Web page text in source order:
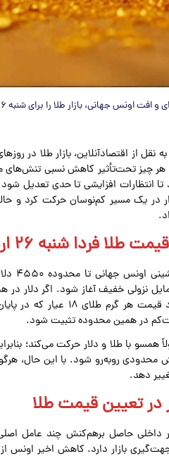
به نقل از اقتصادآنلاین، بازار طلا در
چیز تحت‌تأثیر کاهش نسبی تنش‌های
انتظارات افزایشی تا حدی تعدیل
در یک مسیر کم‌نوسان حرکت کرد و
فردا شنبه ۲۶ اردیبهشت ۱۴۰۵
نزولی خفیف آغاز شود. اگر دلار
در همین محدوده تثبیت شود.
روبه‌رو شود. با این حال، هرگونه
دهد.
در تعیین قیمت طلا
داخلی حاصل برهم‌کنش چند عامل